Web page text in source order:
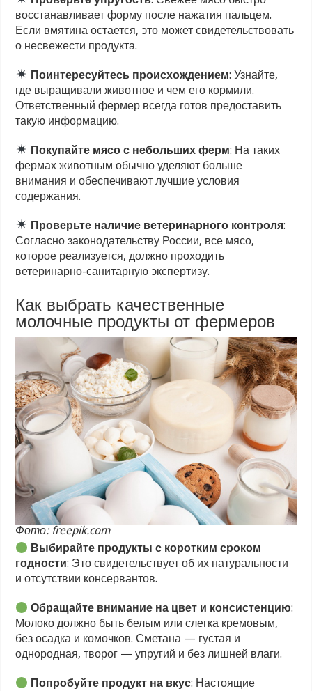
восстанавливает форму после нажатия пальцем.
Если вмятина остается, это может свидетельствовать
о несвежести продукта.
Поинтересуйтесь происхождением: Узнайте,
где выращивали животное и чем его кормили.
Ответственный фермер всегда готов предоставить
такую информацию.
Покупайте мясо с небольших ферм: На таких
фермах животным обычно уделяют больше
внимания и обеспечивают лучшие условия
содержания.
Проверьте наличие ветеринарного контроля:
Согласно законодательству России, все мясо,
которое реализуется, должно проходить
ветеринарно-санитарную экспертизу.
Как выбрать качественные
молочные продукты от фермеров
Фото: freepik.com
Выбирайте продукты с коротким сроком
годности: Это свидетельствует об их натуральности
и отсутствии консервантов.
Обращайте внимание на цвет и консистенцию:
Молоко должно быть белым или слегка кремовым,
без осадка и комочков. Сметана — густая и
однородная, творог — упругий и без лишней влаги.
Попробуйте продукт на вкус: Настоящие